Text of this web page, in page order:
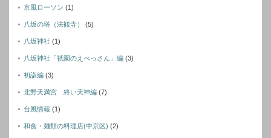
京風ローソン (1)
八坂の塔（法観寺） (5)
八坂神社 (1)
八坂神社「祇園のえべっさん」編 (3)
初詣編 (3)
北野天満宮 終い天神編 (7)
台風情報 (1)
和食・麺類の料理店(中京区) (2)